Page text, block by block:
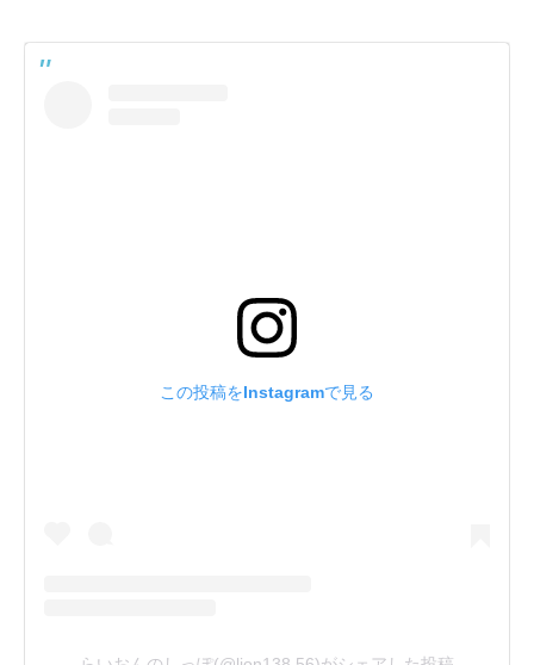
この投稿をInstagramで見る